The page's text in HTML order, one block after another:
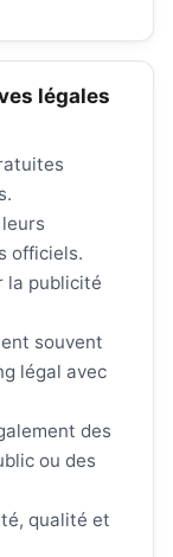
légales
officiels.
la publicité
souvent
légal avec
des
ou des
qualité et